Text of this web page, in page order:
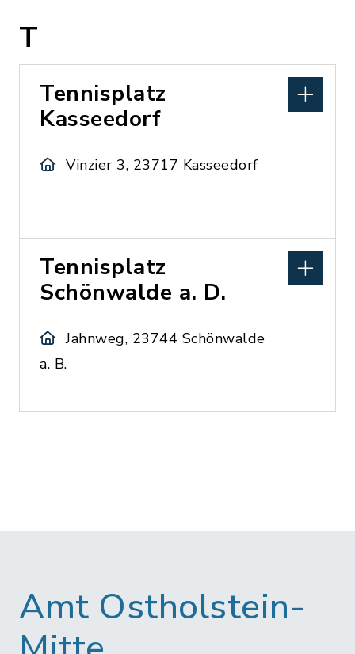
T
Tennisplatz
Kasseedorf
Vinzier 3, 23717 Kasseedorf
Tennisplatz
Schönwalde a. D.
Jahnweg, 23744 Schönwalde
a. B.
Amt Ostholstein-